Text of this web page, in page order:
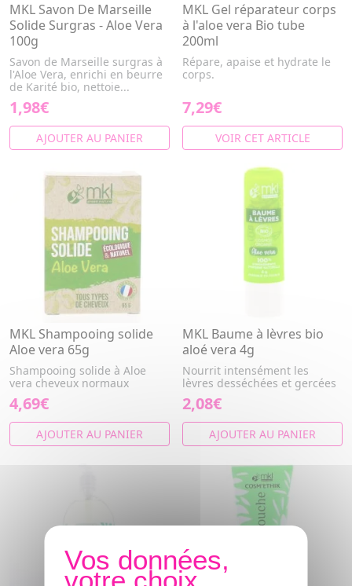
MKL Savon De Marseille
Solide Surgras - Aloe Vera
100g
Savon de Marseille surgras à
l'Aloe Vera, enrichi en beurre
de Karité bio, nettoie...
1,98€
AJOUTER AU PANIER
MKL Gel réparateur corps
à l'aloe vera Bio tube
200ml
Répare, apaise et hydrate le
corps.
7,29€
VOIR CET ARTICLE
MKL Shampooing solide
Aloe vera 65g
Shampooing solide à Aloe
vera cheveux normaux
4,69€
AJOUTER AU PANIER
MKL Baume à lèvres bio
aloé vera 4g
Nourrit intensément les
lèvres desséchées et gercées
2,08€
AJOUTER AU PANIER